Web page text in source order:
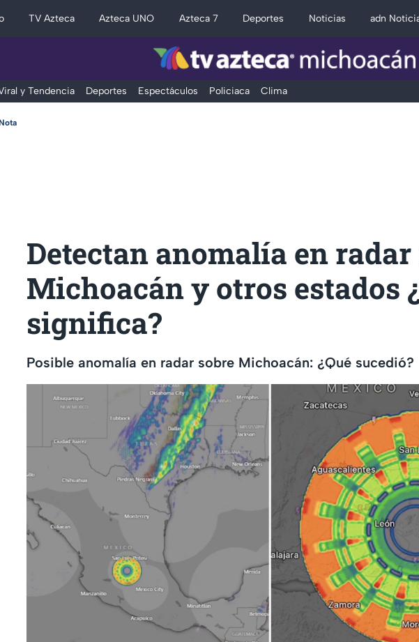
TV Azteca Azteca UNO Azteca 7 Deportes Noticias adn
y Tendencia Deportes Espectáculos Policiaca Clima
Detectan anomalía en radar
Michoacán y otros estados
significa?
Posible anomalía en radar sobre Michoacán: ¿Qué sucedió?